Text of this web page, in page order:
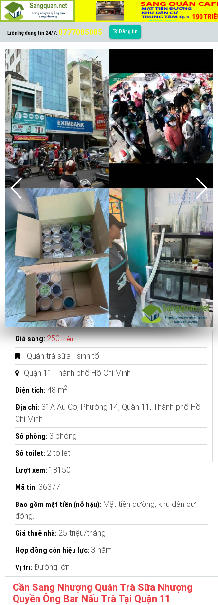
Liên hệ đăng tin 24/7: 0777085085 Đăng tin
Giá sang:250triệu
Quán trà sữa - sinh tố
Quận 11 Thành phố Hồ Chí Minh
Diện tích: 48 m2
Địa chỉ: 31A Âu Cơ, Phường 14, Quận 11, Thành phố Hồ
Chí Minh
Số phòng: 3 phòng
Số toilet: 2 toilet
Lượt xem: 18150
Mã tin: 36377
Bao gồm mặt tiền (nở hậu): Mặt tiền đường, khu dân cư
đông.
Giá thuê nhà: 25 triệu/tháng
Hợp đồng còn hiệu lực: 3 năm
Vị trí: Đường lớn
Cần Sang Nhượng Quán Trà Sữa Nhượng
Quyền Ông Bar Nấu Trà Tại Quận 11